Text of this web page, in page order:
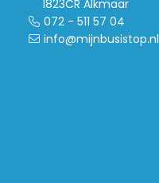
1823CR Alkmaar
072 - 511 57 04
info@mijnbusistop.nl